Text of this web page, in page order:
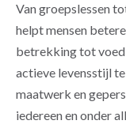
Van groepslessen
helpt mensen
betrekking tot
actieve levensstijl
maatwerk en
iedereen en onder